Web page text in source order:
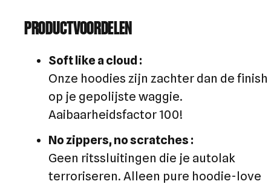
PRODUCTVOORDELEN
Soft like a cloud :
Onze hoodies zijn zachter dan de finish
op je gepolijste waggie.
Aaibaarheidsfactor 100!
No zippers, no scratches :
Geen ritssluitingen die je autolak
terroriseren. Alleen pure hoodie-love